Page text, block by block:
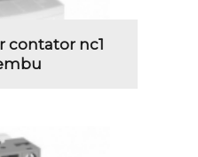
contator nc1